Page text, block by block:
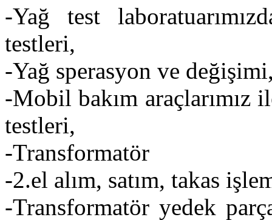
-Yağ test
testleri,
-Yağ sperasyon ve
-Mobil bakım araçlarımız
testleri,
-Transformatör
-2.el alım, satım, takas
-Transformatör yedek